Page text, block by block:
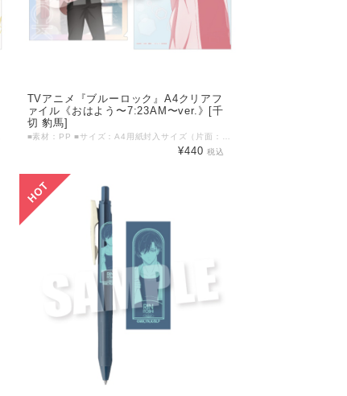
TVアニメ『ブルーロック』A4クリアフ
ァイル《おはよう〜7:23AM〜ver.》[千
切 豹馬]
¥440税込